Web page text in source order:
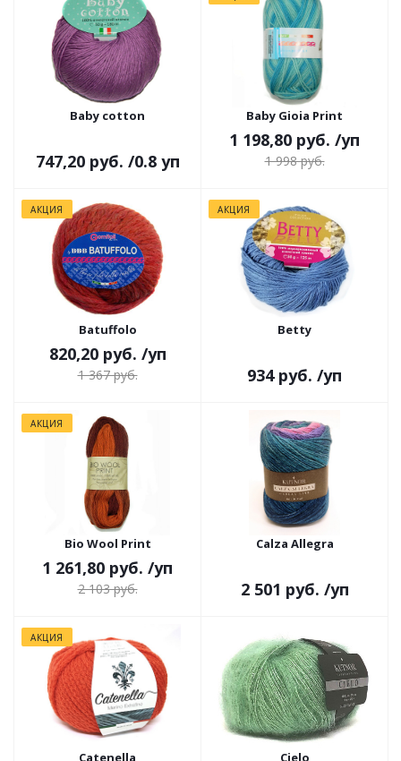
Baby cotton
747,20 руб. /0.8 уп
Baby Gioia Print
1 198,80 руб. /уп
1 998 руб.
АКЦИЯ
Batuffolo
820,20 руб. /уп
1 367 руб.
АКЦИЯ
Betty
934 руб. /уп
АКЦИЯ
Bio Wool Print
1 261,80 руб. /уп
2 103 руб.
Calza Allegra
2 501 руб. /уп
АКЦИЯ
Catenella Cielo